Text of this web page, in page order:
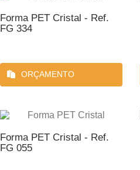
Forma PET Cristal - Ref.
FG 334
ORÇAMENTO
Forma PET Cristal - Ref.
FG 055